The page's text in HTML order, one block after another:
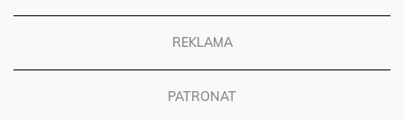
REKLAMA
PATRONAT